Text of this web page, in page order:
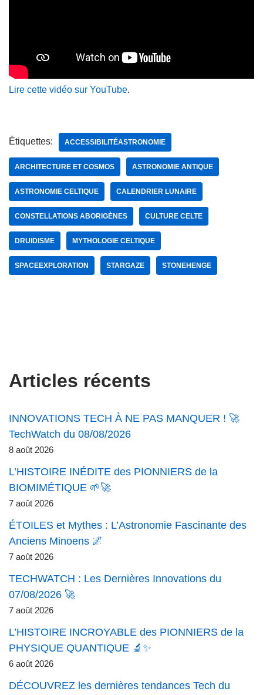
Lire cette vidéo sur YouTube.
Étiquettes: ACCESSIBILITÉASTRONOMIE
ARCHITECTURE ET COSMOS ASTRONOMIE ANTIQUE
ASTRONOMIE CELTIQUE CALENDRIER LUNAIRE
CONSTELLATIONS ABORIGÈNES CULTURE CELTE
DRUIDISME MYTHOLOGIE CELTIQUE
SPACEEXPLORATION STARGAZE STONEHENGE
Articles récents
INNOVATIONS TECH À NE PAS MANQUER ! 🚀
TechWatch du 08/08/2026
8 août 2026
L’HISTOIRE INÉDITE des PIONNIERS de la
BIOMIMÉTIQUE 🌱🚀
7 août 2026
ÉTOILES et Mythes : L’Astronomie Fascinante des
Anciens Minoens 🌌
7 août 2026
TECHWATCH : Les Dernières Innovations du
07/08/2026 🚀
7 août 2026
L’HISTOIRE INCROYABLE des PIONNIERS de la
PHYSIQUE QUANTIQUE 🔬✨
6 août 2026
DÉCOUVREZ les dernières tendances Tech du